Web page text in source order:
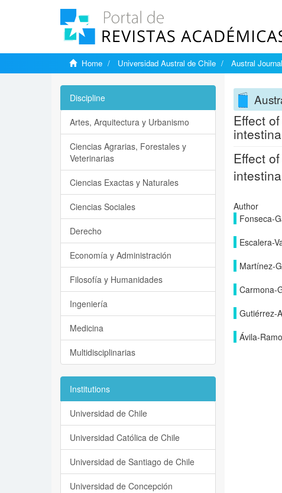
Home Universidad Austral de Chile Austral
Effect
Effect
Author
Fonseca-
Escalera-
Martínez-
Carmona-
Gutiérrez-
Ávila-
Discipline
Artes, Arquitectura y Urbanismo
Ciencias Agrarias, Forestales y
Veterinarias
Ciencias Exactas y Naturales
Ciencias Sociales
Derecho
Economía y Administración
Filosofía y Humanidades
Ingeniería
Medicina
Multidisciplinarias
Institutions
Universidad de Chile
Universidad Católica de Chile
Universidad de Santiago de Chile
Universidad de Concepción